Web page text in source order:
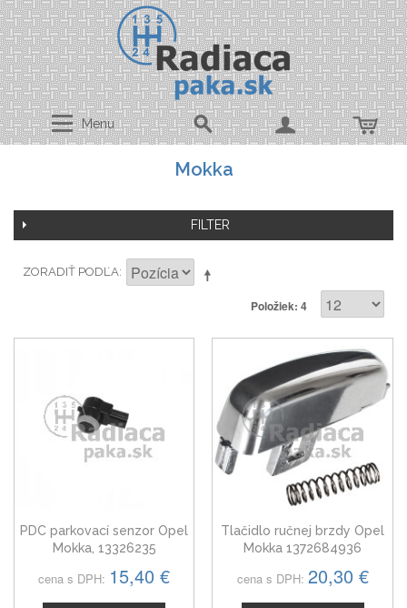
Menu
Mokka
FILTER
ZORADIŤ PODĽA
Položiek: 4
PDC parkovací senzor Opel
Mokka, 13326235
cena s DPH: 15,40 €
Tlačidlo ručnej brzdy Opel
Mokka 1372684936
cena s DPH: 20,30 €